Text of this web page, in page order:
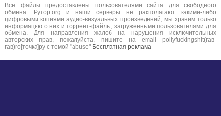
Все файлы предоставлены пользователями сайта для свободного
обмена. Рутор.org и наши серверы не располагают какими-либо
цифровыми копиями аудио-визуальных произведений, мы храним только
информацию о них и торрент-файлы, загруженными пользователями для
обмена. Для направления жалоб на нарушения исключительных
авторских прав, пожалуйста, пишите на email pollyfuckingshit(гав-
гав)ro[точка]ру с темой "abuse" Бесплатная реклама